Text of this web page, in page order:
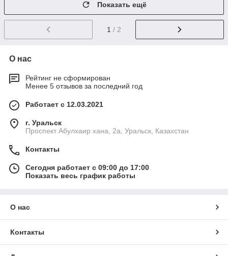
Показать ещё
1 / 2
О нас
Рейтинг не сформирован
Менее 5 отзывов за последний год
Работает с 12.03.2021
г. Уральск
Проспект Абулхаир хана, 2а, Уральск, Казахстан
Контакты
Сегодня работает с 09:00 до 17:00
Показать весь график работы
О нас
Контакты